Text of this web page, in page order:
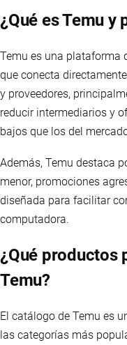
¿Qué es Temu y
Temu es una plataforma
que conecta
y proveedores,
reducir intermediarios y
bajos que los del
Además, Temu destaca
menor, promociones
diseñada para facilitar
computadora.
¿Qué productos
Temu?
El catálogo de Temu es
las categorías más